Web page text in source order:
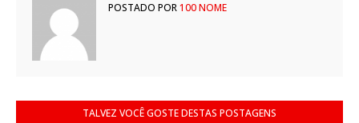
POSTADO POR100 NOME
TALVEZ VOCÊ GOSTE DESTAS POSTAGENS